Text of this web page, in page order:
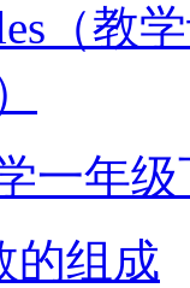
（教
一年
的组成